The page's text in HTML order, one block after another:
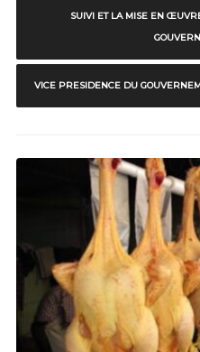
SUIVI ET LA MISE EN
VICE PRESIDENCE DU